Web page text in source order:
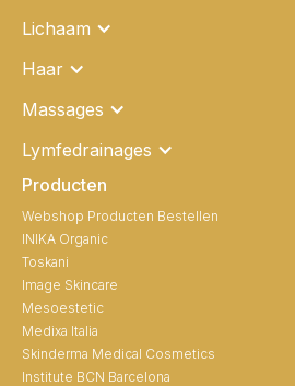
Lichaam
Haar
Massages
Lymfedrainages
Producten
Webshop Producten Bestellen
INIKA Organic
Toskani
Image Skincare
Mesoestetic
Medixa Italia
Skinderma Medical Cosmetics
Institute BCN Barcelona